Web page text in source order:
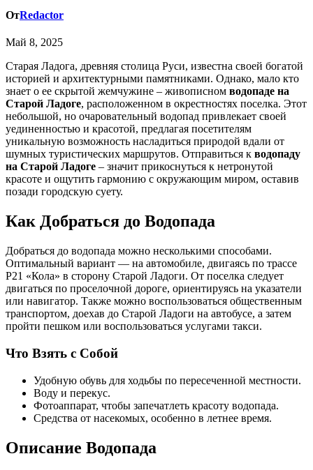
ОтRedactor
Май 8, 2025
Старая Ладога, древняя столица Руси, известна своей богатой
историей и архитектурными памятниками. Однако, мало кто
знает о ее скрытой жемчужине – живописном водопаде на
Старой Ладоге, расположенном в окрестностях поселка. Этот
небольшой, но очаровательный водопад привлекает своей
уединенностью и красотой, предлагая посетителям
уникальную возможность насладиться природой вдали от
шумных туристических маршрутов. Отправиться к водопаду
на Старой Ладоге – значит прикоснуться к нетронутой
красоте и ощутить гармонию с окружающим миром, оставив
позади городскую суету.
Как Добраться до Водопада
Добраться до водопада можно несколькими способами.
Оптимальный вариант ― на автомобиле, двигаясь по трассе
Р21 «Кола» в сторону Старой Ладоги. От поселка следует
двигаться по проселочной дороге, ориентируясь на указатели
или навигатор. Также можно воспользоваться общественным
транспортом, доехав до Старой Ладоги на автобусе, а затем
пройти пешком или воспользоваться услугами такси.
Что Взять с Собой
Удобную обувь для ходьбы по пересеченной местности.
Воду и перекус.
Фотоаппарат, чтобы запечатлеть красоту водопада.
Средства от насекомых, особенно в летнее время.
Описание Водопада